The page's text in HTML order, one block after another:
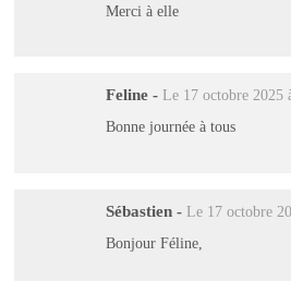
Merci à elle
Feline - Le 17 octobre 2025
Bonne journée à tous
Sébastien - Le 17 octobre
Bonjour Féline,